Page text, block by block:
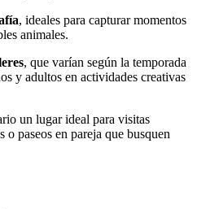
, ideales para capturar momentos
animales.
, que varían según la temporada
y adultos en actividades creativas
un lugar ideal para visitas
o paseos en pareja que busquen